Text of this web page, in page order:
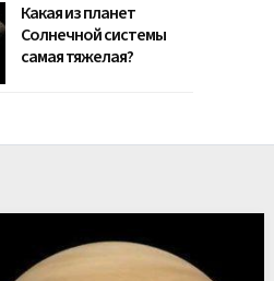
Какая из планет
Солнечной системы
самая тяжелая?